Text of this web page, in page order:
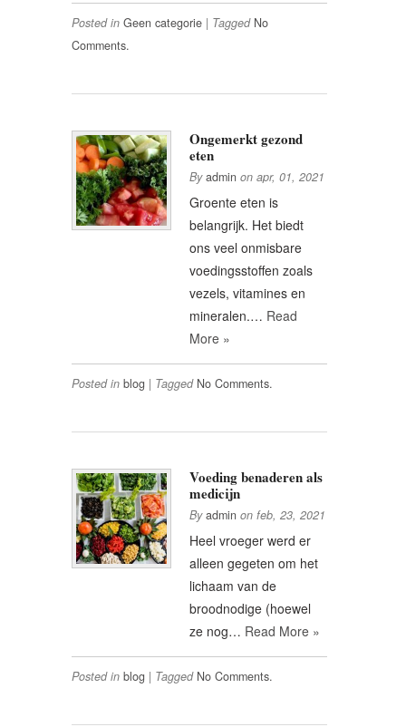
Posted in Geen categorie | Tagged No
Comments.
Ongemerkt gezond
eten
By admin on apr, 01, 2021
Groente eten is
belangrijk. Het biedt
ons veel onmisbare
voedingsstoffen zoals
vezels, vitamines en
mineralen.… Read
More »
Posted in blog | Tagged No Comments.
Voeding benaderen als
medicijn
By admin on feb, 23, 2021
Heel vroeger werd er
alleen gegeten om het
lichaam van de
broodnodige (hoewel
ze nog… Read More »
Posted in blog | Tagged No Comments.